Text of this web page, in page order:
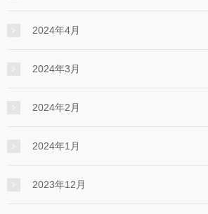
2024年4月
2024年3月
2024年2月
2024年1月
2023年12月